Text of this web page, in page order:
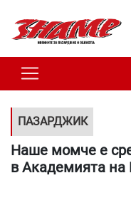
ПАЗАРДЖИК
Наше момче е
в Академията